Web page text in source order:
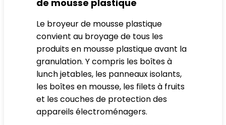
de mousse plastique
Le broyeur de mousse plastique
convient au broyage de tous les
produits en mousse plastique avant la
granulation. Y compris les boîtes à
lunch jetables, les panneaux isolants,
les boîtes en mousse, les filets à fruits
et les couches de protection des
appareils électroménagers.